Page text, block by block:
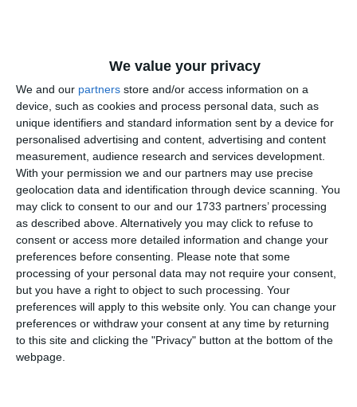
We value your privacy
We and our partners store and/or access information on a
device, such as cookies and process personal data, such as
unique identifiers and standard information sent by a device for
personalised advertising and content, advertising and content
measurement, audience research and services development.
With your permission we and our partners may use precise
geolocation data and identification through device scanning. You
may click to consent to our and our 1733 partners’ processing
as described above. Alternatively you may click to refuse to
consent or access more detailed information and change your
preferences before consenting. Please note that some
processing of your personal data may not require your consent,
but you have a right to object to such processing. Your
preferences will apply to this website only. You can change your
preferences or withdraw your consent at any time by returning
to this site and clicking the "Privacy" button at the bottom of the
webpage.
Ti-a placut articolul?
COMENTARII
Nume
Email